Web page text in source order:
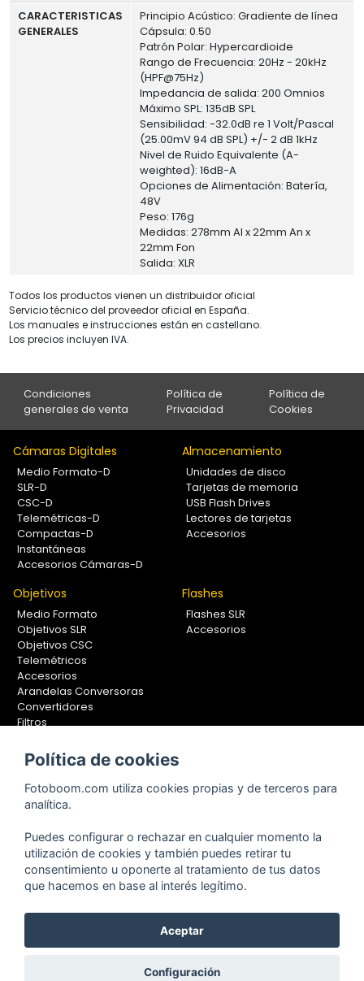
CARACTERISTICAS
GENERALES
Principio Acústico: Gradiente de línea
Cápsula: 0.50
Patrón Polar: Hypercardioide
Rango de Frecuencia: 20Hz - 20kHz
(HPF@75Hz)
Impedancia de salida: 200 Omnios
Máximo SPL: 135dB SPL
Sensibilidad: -32.0dB re 1 Volt/Pascal
(25.00mV 94 dB SPL) +/- 2 dB 1kHz
Nivel de Ruido Equivalente (A-
weighted): 16dB-A
Opciones de Alimentación: Batería,
48V
Peso: 176g
Medidas: 278mm Al x 22mm An x
22mm Fon
Salida: XLR
Todos los productos vienen un distribuidor oficial
Servicio técnico del proveedor oficial en España.
Los manuales e instrucciones están en castellano.
Los precios incluyen IVA.
Condiciones
generales de venta
Política de
Privacidad
Política de
Cookies
Cámaras Digitales
Medio Formato-D
SLR-D
CSC-D
Telemétricas-D
Compactas-D
Instantáneas
Accesorios Cámaras-D
Almacenamiento
Unidades de disco
Tarjetas de memoria
USB Flash Drives
Lectores de tarjetas
Accesorios
Objetivos
Medio Formato
Objetivos SLR
Objetivos CSC
Telemétricos
Accesorios
Arandelas Conversoras
Convertidores
Filtros
Calibradores
Flashes
Flashes SLR
Accesorios
Soportes Fotografía
Monopiés
Trípodes
Kit Completos
Accesorios
Copyright © 2001-2024, Fotoboom, Fotonet, S.L. CIF. B-83430587
C/ San Romualdo Nº26 - 28037 Madrid - España
304 28 94. Cualquier comentario o sugerencia nos la puedes
Política de cookies
Fotoboom.com utiliza cookies propias y de terceros para
analítica.
Puedes configurar o rechazar en cualquier momento la
utilización de cookies y también puedes retirar tu
consentimiento u oponerte al tratamiento de tus datos
que hacemos en base al interés legítimo.
Aceptar
Configuración